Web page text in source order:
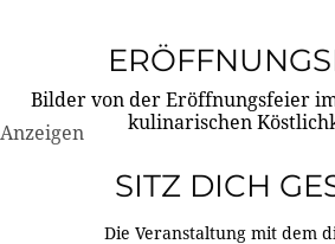
Bilder von der Eröffnungsfeier
kulinarischen
Anzeigen
SITZ DICH
Die Veranstaltung mit dem